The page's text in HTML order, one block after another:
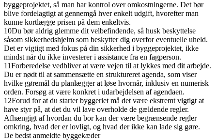
byggeprojektet, så man har kontrol over omkostningerne. Det bør
blive fordelagtigt at gennemgå hver enkelt udgift, hvorefter man
kunne kortlægge prisen på dem enkeltvis.
10Du bør aldrig glemme dit velbefindende, så husk beskyttelse
såsom sikkerhedshjelm som beskytter dig overfor eventuelle uheld.
Det er vigtigt med fokus på din sikkerhed i byggeprojektet, ikke
mindst når du ikke investerer i assistance fra en fagperson.
11Forberedelse vedbliver at være vejen til at lykkes med dit arbejde.
Du er nødt til at sammensætte en struktureret agenda, som viser
hvilke gøremål du planlægger at løse hvornår, inklusiv en numerisk
orden. Forsøg at være konkret i udarbejdelsen af agendaen.
12Forud for at du starter byggeriet må det være ekstremt vigtigt at
have styr på, at det du vil lave overholde de gældende regler.
Afhængigt af hvordan du bor kan der være begrænsende regler
omkring, hvad der er lovligt, og hvad der ikke kan lade sig gøre.
De bedst anmeldte byggekæder